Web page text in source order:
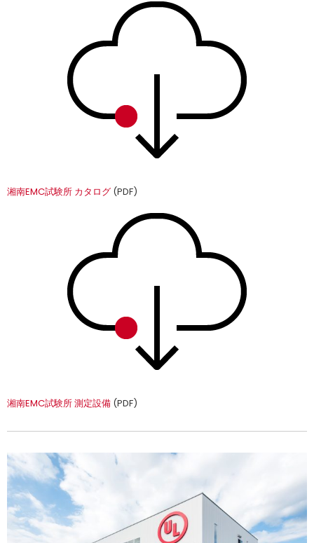
湘南EMC試験所 カタログ (PDF)
湘南EMC試験所 測定設備 (PDF)